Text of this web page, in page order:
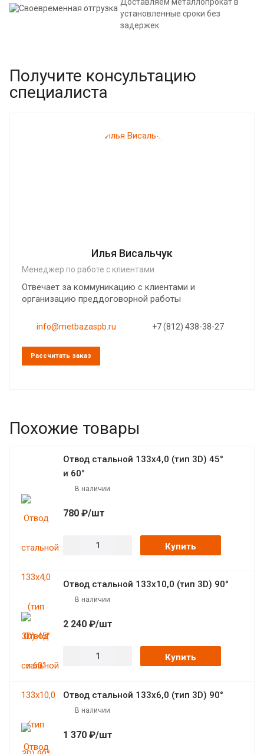
Доставляем металлопрокат в
установленные сроки без
задержек
Получите консультацию
специалиста
Илья Висальчук
Менеджер по работе с клиентами
Отвечает за коммуникацию с клиентами и
организацию преддоговорной работы
info@metbazaspb.ru +7 (812) 438-38-27
Рассчитать заказ
Похожие товары
Отвод стальной 133х4,0 (тип 3D) 45°
и 60°
В наличии
780 ₽/шт
Купить
Отвод стальной 133х10,0 (тип 3D) 90°
В наличии
2 240 ₽/шт
Купить
Отвод стальной 133х6,0 (тип 3D) 90°
В наличии
1 370 ₽/шт